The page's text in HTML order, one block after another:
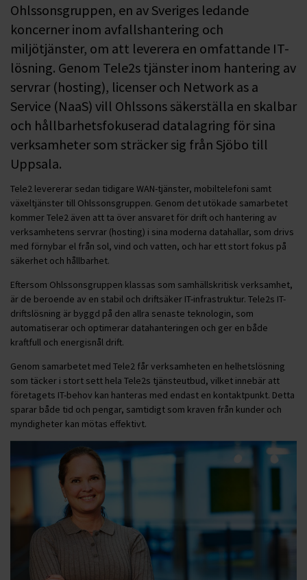
Ohlssonsgruppen, en av Sveriges ledande
koncerner inom avfallshantering och
miljötjänster, om att leverera en omfattande IT-
lösning. Genom Tele2s tjänster inom hantering av
servrar (hosting), licenser och Network as a
Service (NaaS) vill Ohlssons säkerställa en skalbar
och hållbarhetsfokuserad datalagring för sina
verksamheter som sträcker sig från Sjöbo till
Uppsala.
Tele2 levererar sedan tidigare WAN-tjänster, mobiltelefoni samt
växeltjänster till Ohlssonsgruppen. Genom det utökade samarbetet
kommer Tele2 även att ta över ansvaret för drift och hantering av
verksamhetens servrar (hosting) i sina moderna datahallar, som drivs
med förnybar el från sol, vind och vatten, och har ett stort fokus på
säkerhet och hållbarhet.
Eftersom Ohlssonsgruppen klassas som samhällskritisk verksamhet,
är de beroende av en stabil och driftsäker IT-infrastruktur. Tele2s IT-
driftslösning är byggd på den allra senaste teknologin, som
automatiserar och optimerar datahanteringen och ger en både
kraftfull och energisnål drift.
Genom samarbetet med Tele2 får verksamheten en helhetslösning
som täcker i stort sett hela Tele2s tjänsteutbud, vilket innebär att
företagets IT-behov kan hanteras med endast en kontaktpunkt. Detta
sparar både tid och pengar, samtidigt som kraven från kunder och
myndigheter kan mötas effektivt.